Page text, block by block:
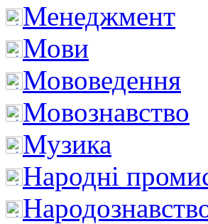
Менеджмент
Мови
Мововедення
Мовознавство
Музика
Народні